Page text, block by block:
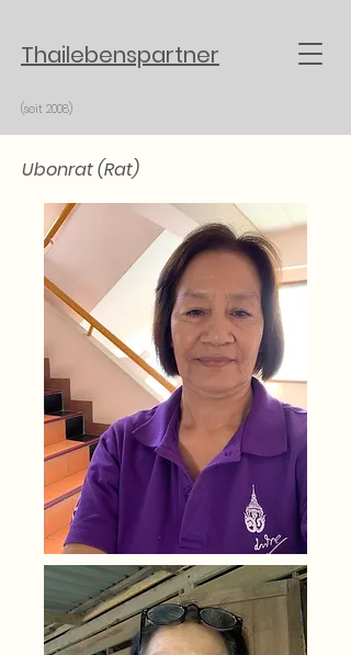
(seit 2008)
Thailebenspartner
Ubonrat(Rat)